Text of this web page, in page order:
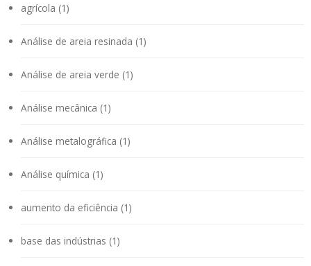
agrícola (1)
Análise de areia resinada (1)
Análise de areia verde (1)
Análise mecânica (1)
Análise metalográfica (1)
Análise química (1)
aumento da eficiência (1)
base das indústrias (1)